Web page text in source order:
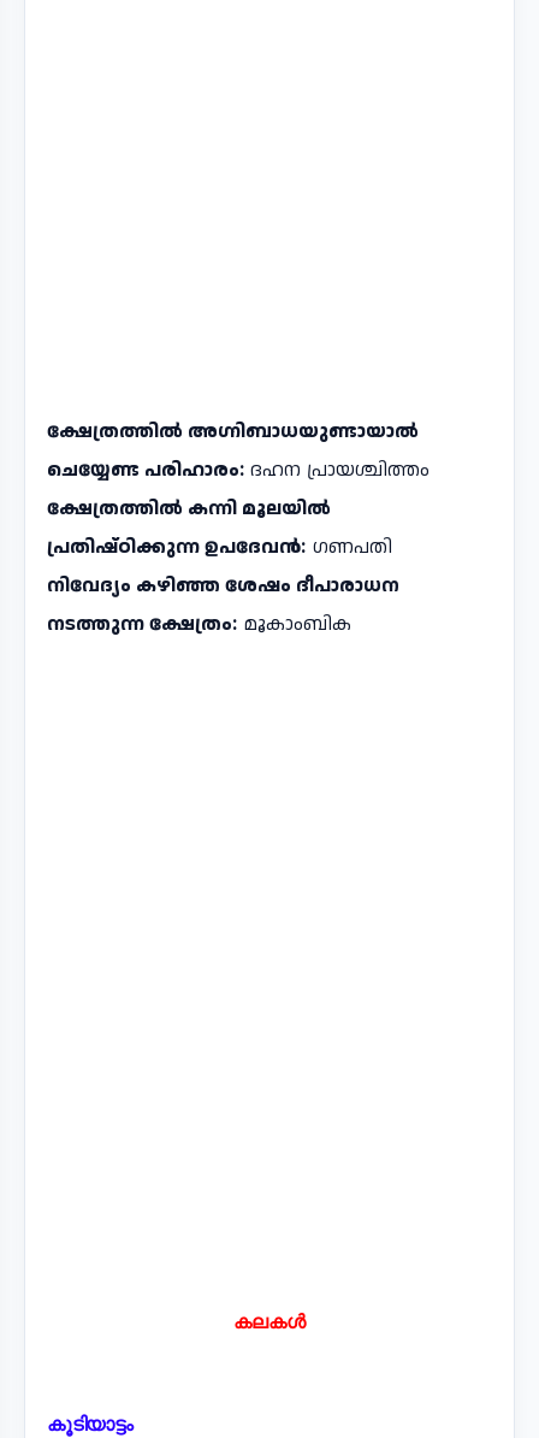
ക്ഷേത്രത്തിൽ അഗ്നിബാധയുണ്ടായാൽ
ചെയ്യേണ്ട പരിഹാരം: ദഹന പ്രായശ്ചിത്തം
ക്ഷേത്രത്തിൽ കന്നി മൂലയിൽ
പ്രതിഷ്ഠിക്കുന്ന ഉപദേവൻ: ഗണപതി
നിവേദ്യം കഴിഞ്ഞ ശേഷം ദീപാരാധന
നടത്തുന്ന ക്ഷേത്രം: മൂകാംബിക
കലകൾ
കൂടിയാട്ടം